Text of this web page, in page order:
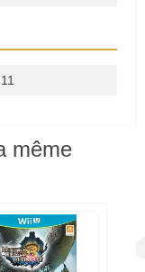
même